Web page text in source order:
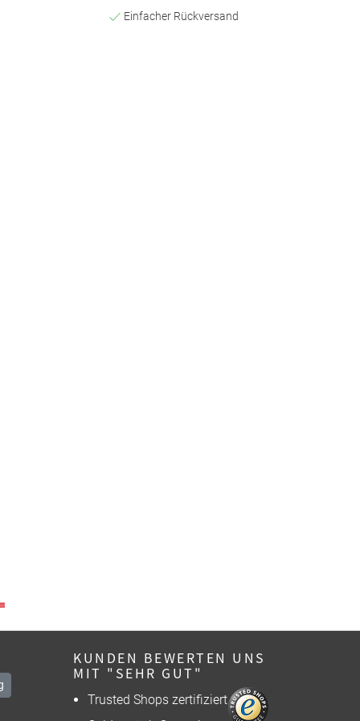
Einfacher Rückversand
KUNDEN BEWERTEN UNS
MIT "SEHR GUT"
Trusted Shops zertifiziert